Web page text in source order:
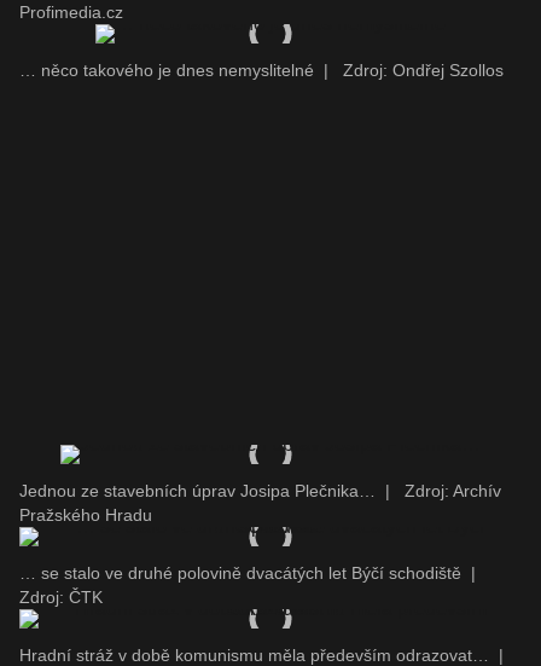
Profimedia.cz
… něco takového je dnes nemyslitelné | Zdroj: Ondřej Szollos
Jednou ze stavebních úprav Josipa Plečnika… |
Zdroj: Archív
Pražského Hradu
… se stalo ve druhé polovině dvacátých let Býčí schodiště
|
Zdroj: ČTK
Hradní stráž v době komunismu měla především odrazovat…
|